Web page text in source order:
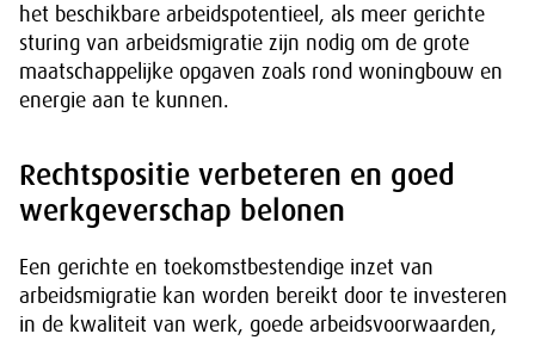
het beschikbare arbeidspotentieel, als meer gerichte
sturing van arbeidsmigratie zijn nodig om de grote
maatschappelijke opgaven zoals rond woningbouw en
energie aan te kunnen.
Rechtspositie verbeteren en goed
werkgeverschap belonen
Een gerichte en toekomstbestendige inzet van
arbeidsmigratie kan worden bereikt door te investeren
in de kwaliteit van werk, goede arbeidsvoorwaarden,